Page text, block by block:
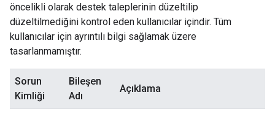
öncelikli olarak destek taleplerinin düzeltilip
düzeltilmediğini kontrol eden kullanıcılar içindir. Tüm
kullanıcılar için ayrıntılı bilgi sağlamak üzere
tasarlanmamıştır.
Sorun
Kimliği
Bileşen
Adı
Açıklama